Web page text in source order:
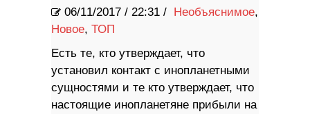
06/11/2017 / 22:31 / Необъяснимое,
Новое, ТОП
Есть те, кто утверждает, что
установил контакт с инопланетными
сущностями и те кто утверждает, что
настоящие инопланетяне прибыли на